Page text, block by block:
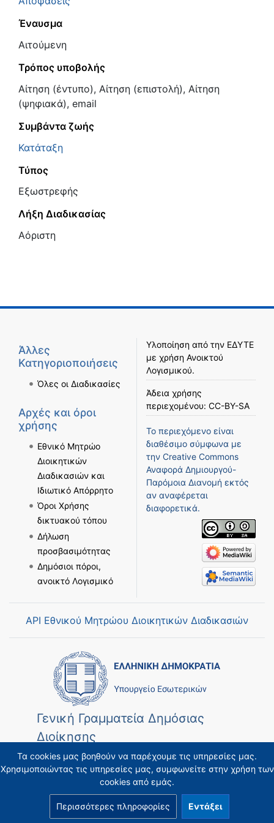
Έναυσμα
Αιτούμενη
Τρόπος υποβολής
Αίτηση (έντυπο), Αίτηση (επιστολή), Αίτηση
(ψηφιακά), email
Συμβάντα ζωής
Κατάταξη
Τύπος
Εξωστρεφής
Λήξη Διαδικασίας
Αόριστη
Τα cookies μας βοηθούν να παρέχουμε τις υπηρεσίες μας.
Χρησιμοποιώντας τις υπηρεσίες μας, συμφωνείτε στην χρήση των
cookies από εμάς.
Περισσότερες πληροφορίες Εντάξει
Άλλες
Κατηγοριοποιήσεις
Όλες οι Διαδικασίες
Αρχές και όροι
χρήσης
Εθνικό Μητρώο
Διοικητικών
Διαδικασιών και
Ιδιωτικό Απόρρητο
Όροι Χρήσης
δικτυακού τόπου
Δήλωση
προσβασιμότητας
Δημόσιοι πόροι,
ανοικτό Λογισμικό
Υλοποίηση από την ΕΔΥΤΕ
με χρήση Ανοικτού
Λογισμικού.
Άδεια χρήσης
περιεχομένου: CC-BY-SA
Το περιεχόμενο είναι
διαθέσιμο σύμφωνα με
την Creative Commons
Αναφορά Δημιουργού-
Παρόμοια Διανομή εκτός
αν αναφέρεται
διαφορετικά.
API Εθνικού Μητρώου Διοικητικών Διαδικασιών
Γενική Γραμματεία Δημόσιας
Διοίκησης